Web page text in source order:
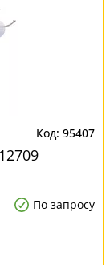
95407
По запросу